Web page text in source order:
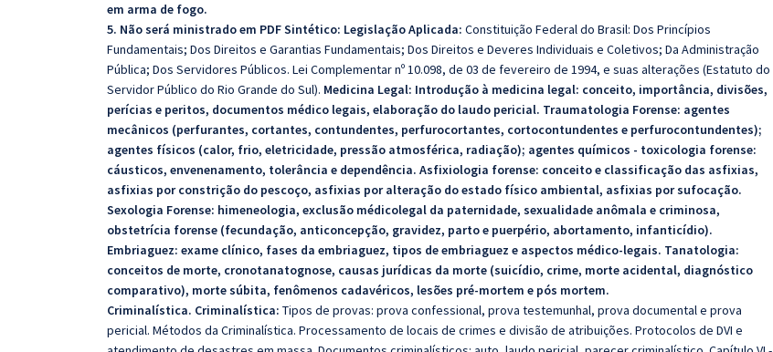
em arma de fogo.
5. Não será ministrado em PDF Sintético: Legislação Aplicada: Constituição Federal do Brasil: Dos Princípios
Fundamentais; Dos Direitos e Garantias Fundamentais; Dos Direitos e Deveres Individuais e Coletivos; Da Administração
Pública; Dos Servidores Públicos. Lei Complementar nº 10.098, de 03 de fevereiro de 1994, e suas alterações (Estatuto do
Servidor Público do Rio Grande do Sul). Medicina Legal: Introdução à medicina legal: conceito, importância, divisões,
perícias e peritos, documentos médico legais, elaboração do laudo pericial. Traumatologia Forense: agentes
mecânicos (perfurantes, cortantes, contundentes, perfurocortantes, cortocontundentes e perfurocontundentes);
agentes físicos (calor, frio, eletricidade, pressão atmosférica, radiação); agentes químicos - toxicologia forense:
cáusticos, envenenamento, tolerância e dependência. Asfixiologia forense: conceito e classificação das asfixias,
asfixias por constrição do pescoço, asfixias por alteração do estado físico ambiental, asfixias por sufocação.
Sexologia Forense: himeneologia, exclusão médicolegal da paternidade, sexualidade anômala e criminosa,
obstetrícia forense (fecundação, anticoncepção, gravidez, parto e puerpério, abortamento, infanticídio).
Embriaguez: exame clínico, fases da embriaguez, tipos de embriaguez e aspectos médico-legais. Tanatologia:
conceitos de morte, cronotanatognose, causas jurídicas da morte (suicídio, crime, morte acidental, diagnóstico
comparativo), morte súbita, fenômenos cadavéricos, lesões pré-mortem e pós mortem.
Criminalística. Criminalística: Tipos de provas: prova confessional, prova testemunhal, prova documental e prova
pericial. Métodos da Criminalística. Processamento de locais de crimes e divisão de atribuições. Protocolos de DVI e